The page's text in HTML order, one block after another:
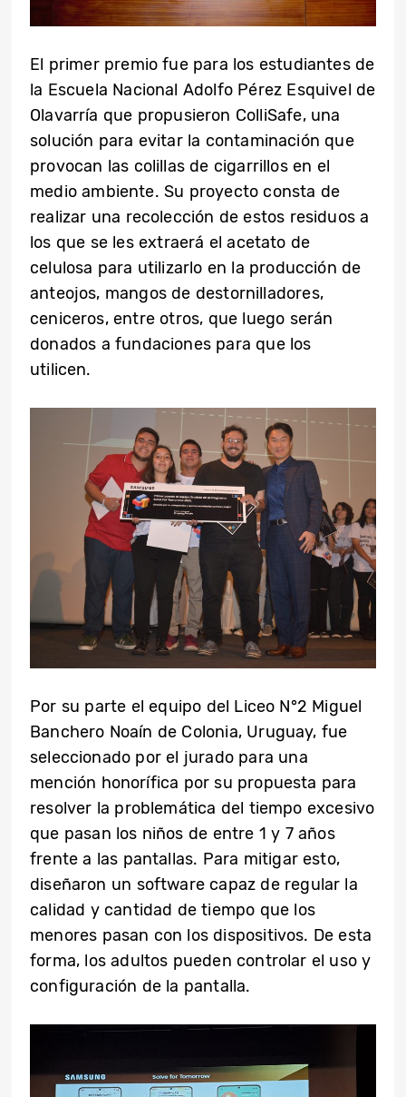
El primer premio fue para los estudiantes de
la Escuela Nacional Adolfo Pérez Esquivel de
Olavarría que propusieron ColliSafe, una
solución para evitar la contaminación que
provocan las colillas de cigarrillos en el
medio ambiente. Su proyecto consta de
realizar una recolección de estos residuos a
los que se les extraerá el acetato de
celulosa para utilizarlo en la producción de
anteojos, mangos de destornilladores,
ceniceros, entre otros, que luego serán
donados a fundaciones para que los
utilicen.
Por su parte el equipo del Liceo N°2 Miguel
Banchero Noaín de Colonia, Uruguay, fue
seleccionado por el jurado para una
mención honorífica por su propuesta para
resolver la problemática del tiempo excesivo
que pasan los niños de entre 1 y 7 años
frente a las pantallas. Para mitigar esto,
diseñaron un software capaz de regular la
calidad y cantidad de tiempo que los
menores pasan con los dispositivos. De esta
forma, los adultos pueden controlar el uso y
configuración de la pantalla.